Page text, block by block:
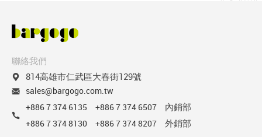
聯絡我們
814高雄市仁武區大春街129號
sales@bargogo.com.tw
+886 7 374 6135
+886 7 374 6507 內銷部
+886 7 374 8130 +886 7 374 8207 外銷部